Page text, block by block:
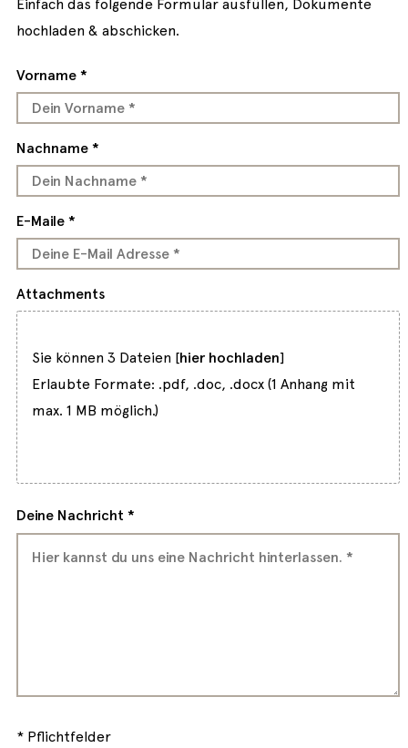
Einfach das folgende Formular ausfüllen, Dokumente
hochladen & abschicken.
Vorname *
Nachname *
E-Maile *
Attachments
Sie können 3 Dateien [hier hochladen]
Erlaubte Formate: .pdf, .doc, .docx (1 Anhang mit
max. 1 MB möglich.)
Deine Nachricht *
* Pflichtfelder